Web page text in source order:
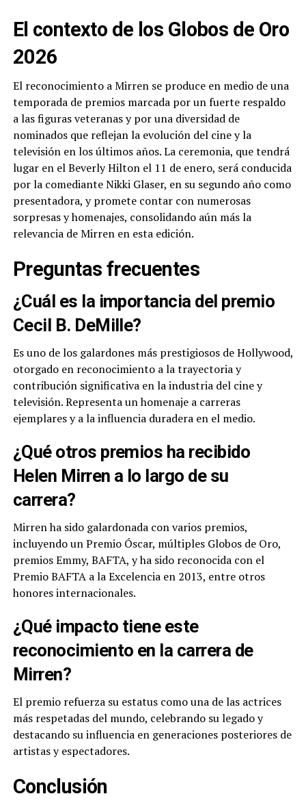
El contexto de los Globos de Oro
2026
El reconocimiento a Mirren se produce en medio de una
temporada de premios marcada por un fuerte respaldo
a las figuras veteranas y por una diversidad de
nominados que reflejan la evolución del cine y la
televisión en los últimos años. La ceremonia, que tendrá
lugar en el Beverly Hilton el 11 de enero, será conducida
por la comediante Nikki Glaser, en su segundo año como
presentadora, y promete contar con numerosas
sorpresas y homenajes, consolidando aún más la
relevancia de Mirren en esta edición.
Preguntas frecuentes
¿Cuál es la importancia del premio
Cecil B. DeMille?
Es uno de los galardones más prestigiosos de Hollywood,
otorgado en reconocimiento a la trayectoria y
contribución significativa en la industria del cine y
televisión. Representa un homenaje a carreras
ejemplares y a la influencia duradera en el medio.
¿Qué otros premios ha recibido
Helen Mirren a lo largo de su
carrera?
Mirren ha sido galardonada con varios premios,
incluyendo un Premio Óscar, múltiples Globos de Oro,
premios Emmy, BAFTA, y ha sido reconocida con el
Premio BAFTA a la Excelencia en 2013, entre otros
honores internacionales.
¿Qué impacto tiene este
reconocimiento en la carrera de
Mirren?
El premio refuerza su estatus como una de las actrices
más respetadas del mundo, celebrando su legado y
destacando su influencia en generaciones posteriores de
artistas y espectadores.
Conclusión